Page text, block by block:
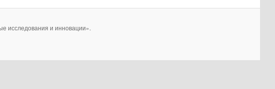
исследования и инновации».